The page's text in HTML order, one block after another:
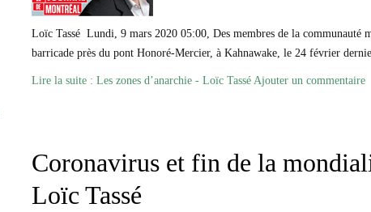
Loïc Tassé Lundi, 9 mars 2020 05:00, Des membres de la communauté
barricade près du pont Honoré-Mercier, à Kahnawake, le 24 février
Lire la suite : Les zones d’anarchie - Loïc Tassé Ajouter un commentaire
Coronavirus et fin de la
Loïc Tassé